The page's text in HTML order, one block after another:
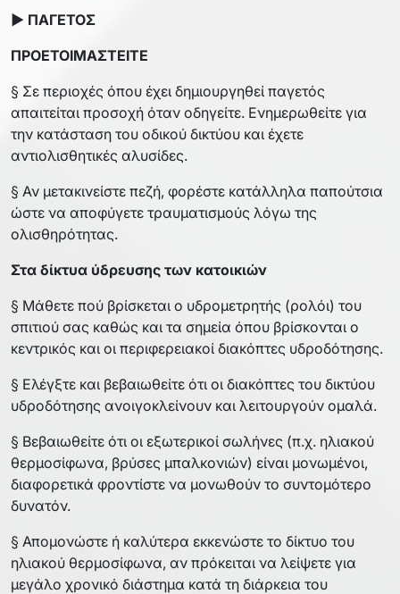
► ΠΑΓΕΤΟΣ
ΠΡΟΕΤΟΙΜΑΣΤΕΙΤΕ
§ Σε περιοχές όπου έχει δημιουργηθεί παγετός
απαιτείται προσοχή όταν οδηγείτε. Ενημερωθείτε για
την κατάσταση του οδικού δικτύου και έχετε
αντιολισθητικές αλυσίδες.
§ Αν μετακινείστε πεζή, φορέστε κατάλληλα παπούτσια
ώστε να αποφύγετε τραυματισμούς λόγω της
ολισθηρότητας.
Στα δίκτυα ύδρευσης των κατοικιών
§ Μάθετε πού βρίσκεται ο υδρομετρητής (ρολόι) του
σπιτιού σας καθώς και τα σημεία όπου βρίσκονται ο
κεντρικός και οι περιφερειακοί διακόπτες υδροδότησης.
§ Ελέγξτε και βεβαιωθείτε ότι οι διακόπτες του δικτύου
υδροδότησης ανοιγοκλείνουν και λειτουργούν ομαλά.
§ Βεβαιωθείτε ότι οι εξωτερικοί σωλήνες (π.χ. ηλιακού
θερμοσίφωνα, βρύσες μπαλκονιών) είναι μονωμένοι,
διαφορετικά φροντίστε να μονωθούν το συντομότερο
δυνατόν.
§ Απομονώστε ή καλύτερα εκκενώστε το δίκτυο του
ηλιακού θερμοσίφωνα, αν πρόκειται να λείψετε για
μεγάλο χρονικό διάστημα κατά τη διάρκεια του